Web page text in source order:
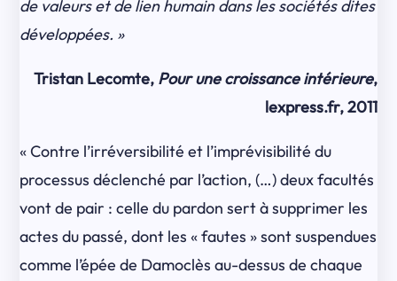
de valeurs et de lien humain dans les sociétés dites
développées. »
Tristan Lecomte, Pour une croissance intérieure,
lexpress.fr, 2011
« Contre l’irréversibilité et l’imprévisibilité du
processus déclenché par l’action, (…) deux facultés
vont de pair : celle du pardon sert à supprimer les
actes du passé, dont les « fautes » sont suspendues
comme l’épée de Damoclès au-dessus de chaque